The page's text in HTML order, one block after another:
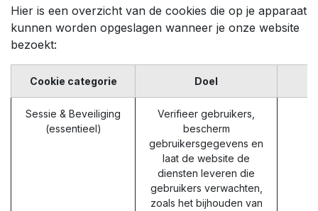
Hier is een overzicht van de cookies die op je apparaat
kunnen worden opgeslagen wanneer je onze website
bezoekt:
Cookie categorie Doel
Sessie & Beveiliging
(essentieel)
Verifieer gebruikers,
bescherm
gebruikersgegevens en
laat de website de
diensten leveren die
gebruikers verwachten,
zoals het bijhouden van